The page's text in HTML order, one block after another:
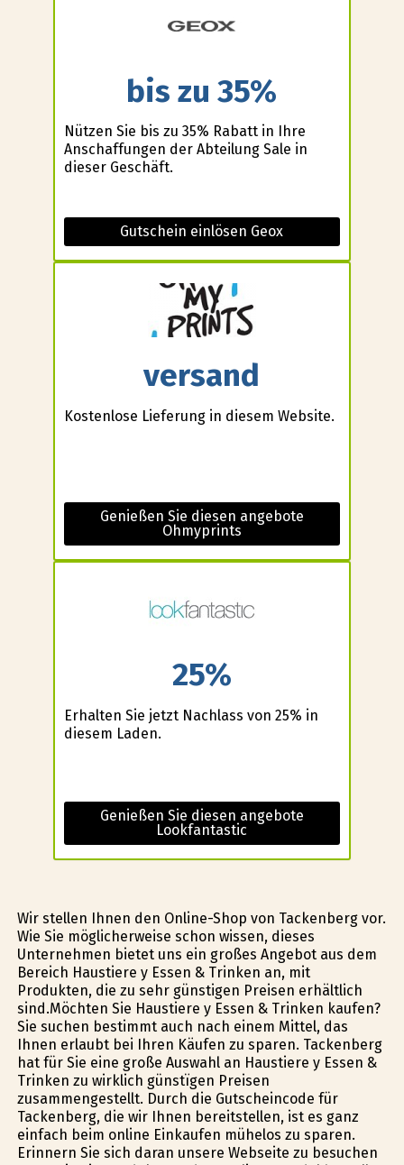
bis zu 35%
Nützen Sie bis zu 35% Rabatt in Ihre
Anschaffungen der Abteilung Sale in
dieser Geschäft.
Gutschein einlösen Geox
versand
Kostenlose Lieferung in diesem Website.
Genießen Sie diesen angebote
Ohmyprints
25%
Erhalten Sie jetzt Nachlass von 25% in
diesem Laden.
Genießen Sie diesen angebote
Lookfantastic
Wir stellen Ihnen den Online-Shop von Tackenberg vor.
Wie Sie möglicherweise schon wissen, dieses
Unternehmen bietet uns ein großes Angebot aus dem
Bereich Haustiere y Essen & Trinken an, mit
Produkten, die zu sehr günstigen Preisen erhältlich
sind.Möchten Sie Haustiere y Essen & Trinken kaufen?
Sie suchen bestimmt auch nach einem Mittel, das
Ihnen erlaubt bei Ihren Käufen zu sparen. Tackenberg
hat für Sie eine große Auswahl an Haustiere y Essen &
Trinken zu wirklich günstïgen Preisen
zusammengestellt. Durch die Gutscheincode für
Tackenberg, die wir Ihnen bereitstellen, ist es ganz
einfach beim online Einkaufen mühelos zu sparen.
Erinnern Sie sich daran unsere Webseite zu besuchen